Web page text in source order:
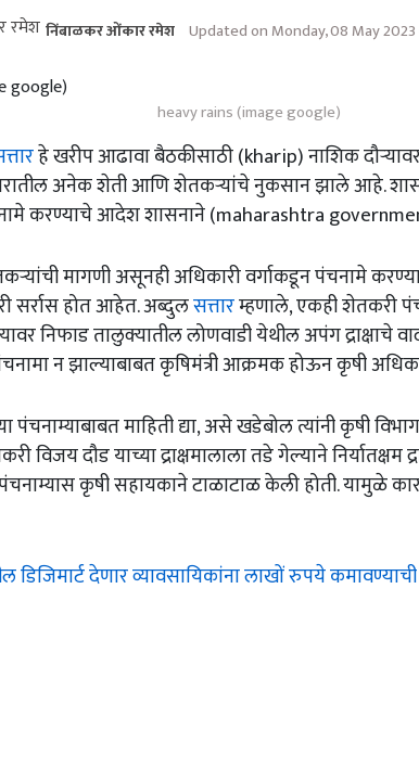
निंबाळकर ओंकार रमेश Updated on Monday, 08 May
heavy rains (image google)
हे खरीप आढावा बैठकीसाठी (kharip) नाशिक
अनेक शेती आणि शेतकऱ्यांचे नुकसान झाले आहे.
करण्याचे आदेश शासनाने (maharashtra
मागणी असूनही अधिकारी वर्गाकडून पंचनामे
सर्रास होत आहेत. अब्दुलसत्तारम्हणाले, एकही शेतकरी
निफाड तालुक्यातील लोणवाडी येथील अपंग
न झाल्याबाबत कृषिमंत्री आक्रमक होऊन कृषी
पंचनाम्याबाबत माहिती द्या, असे खडेबोल त्यांनी कृषी
विजय दौड याच्या द्राक्षमालाला तडे गेल्याने निर्यातक्षम
पंचनाम्यास कृषी सहायकाने टाळाटाळ केली होती. यामुळे
देणार व्यावसायिकांना लाखों रुपये